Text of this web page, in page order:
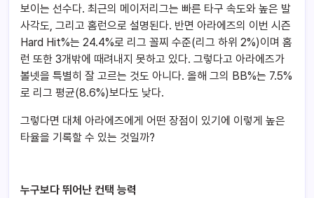
보이는 선수다. 최근의 메이저리그는 빠른 타구 속도와 높은 발
사각도, 그리고 홈런으로 설명된다. 반면 아라에즈의 이번 시즌
Hard Hit%는 24.4%로 리그 꼴찌 수준(리그 하위 2%)이며 홈
런 또한 3개밖에 때려내지 못하고 있다. 그렇다고 아라에즈가
볼넷을 특별히 잘 고르는 것도 아니다. 올해 그의 BB%는 7.5%
로 리그 평균(8.6%)보다도 낮다.
그렇다면 대체 아라에즈에게 어떤 장점이 있기에 이렇게 높은
타율을 기록할 수 있는 것일까?
누구보다 뛰어난 컨택 능력